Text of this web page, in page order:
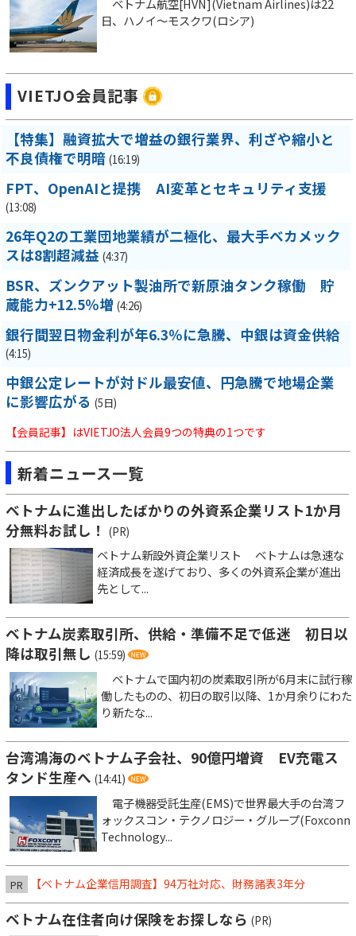
ベトナム航空[HVN](Vietnam Airlines)は22
日、ハノイ～モスクワ(ロシア)
VIETJO会員記事
【特集】融資拡大で増益の銀行業界、利ざや縮小と
不良債権で明暗 (16:19)
FPT、OpenAIと提携 AI変革とセキュリティ支援
(13:08)
26年Q2の工業団地業績が二極化、最大手ベカメック
スは8割超減益 (4:37)
BSR、ズンクアット製油所で新原油タンク稼働 貯
蔵能力+12.5％増 (4:26)
銀行間翌日物金利が年6.3％に急騰、中銀は資金供給
(4:15)
中銀公定レートが対ドル最安値、円急騰で地場企業
に影響広がる (5日)
【会員記事】はVIETJO法人会員9つの特典の1つです
新着ニュース一覧
ベトナムに進出したばかりの外資系企業リスト1か月
分無料お試し！
(PR)
ベトナム新設外資企業リスト ベトナムは急速な
経済成長を遂げており、多くの外資系企業が進出
先として...
ベトナム炭素取引所、供給・準備不足で低迷 初日以
降は取引無し (15:59)
ベトナムで国内初の炭素取引所が6月末に試行稼
働したものの、初日の取引以降、1か月余りにわた
り新たな...
台湾鴻海のベトナム子会社、90億円増資 EV充電ス
タンド生産へ (14:41)
電子機器受託生産(EMS)で世界最大手の台湾フ
ォックスコン・テクノロジー・グループ(Foxconn
Technology...
PR 【ベトナム企業信用調査】94万社対応、財務諸表3年分
ベトナム在住者向け保険をお探しなら (PR)